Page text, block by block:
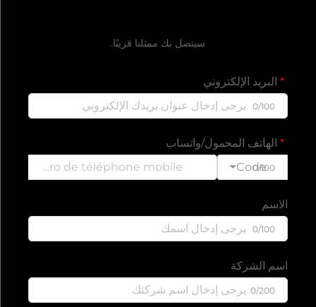
سيتصل بك ممثلنا قريبًا.
البريد الإلكتروني
0/100
الهاتف المحمول/واتساب
Code
0/100
الاسم
0/100
اسم الشركة
0/200